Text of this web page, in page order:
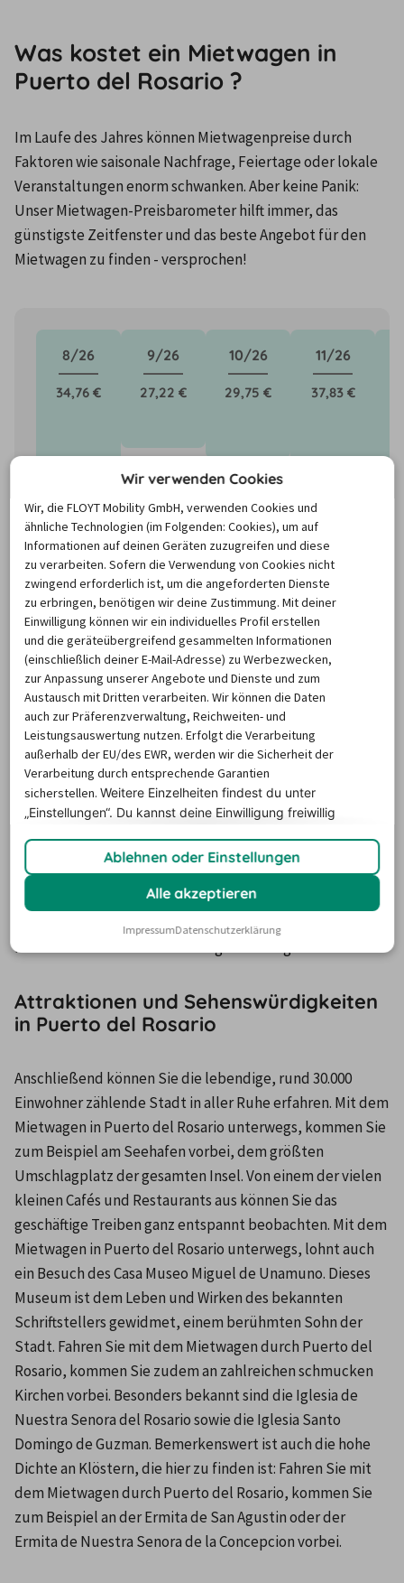
Was kostet ein Mietwagen in
Puerto del Rosario ?
Im Laufe des Jahres können Mietwagenpreise durch
Faktoren wie saisonale Nachfrage, Feiertage oder lokale
Veranstaltungen enorm schwanken. Aber keine Panik:
Unser Mietwagen-Preisbarometer hilft immer, das
günstigste Zeitfenster und das beste Angebot für den
Mietwagen zu finden - versprochen!
8/26
34,76 €
9/26
27,22 €
10/26
29,75 €
11/26
37,83 €
Die Preise basieren auf dem Minimum Median-Suchpreis für die
nächsten 12 Monate und können für neue Suchanfragen variieren.
Mietwagen Puerto del Rosario
Preisvergleich
Puerto del Rosario, die Inselhauptstadt Fuerteventuras,
kann mit allerhand Sehenswürdigkeiten und
Attraktionen aufwarten. Um all diese erleben zu können,
lohnt es sich, einen Mietwagen in Puerto del Rosario zu
mieten - dies ist bereits am Flughafen möglich.
Attraktionen und Sehenswürdigkeiten
in Puerto del Rosario
Anschließend können Sie die lebendige, rund 30.000
Einwohner zählende Stadt in aller Ruhe erfahren. Mit dem
Mietwagen in Puerto del Rosario unterwegs, kommen Sie
zum Beispiel am Seehafen vorbei, dem größten
Umschlagplatz der gesamten Insel. Von einem der vielen
kleinen Cafés und Restaurants aus können Sie das
geschäftige Treiben ganz entspannt beobachten. Mit dem
Mietwagen in Puerto del Rosario unterwegs, lohnt auch
ein Besuch des Casa Museo Miguel de Unamuno. Dieses
Museum ist dem Leben und Wirken des bekannten
Schriftstellers gewidmet, einem berühmten Sohn der
Stadt. Fahren Sie mit dem Mietwagen durch Puerto del
Rosario, kommen Sie zudem an zahlreichen schmucken
Kirchen vorbei. Besonders bekannt sind die Iglesia de
Nuestra Senora del Rosario sowie die Iglesia Santo
Domingo de Guzman. Bemerkenswert ist auch die hohe
Dichte an Klöstern, die hier zu finden ist: Fahren Sie mit
dem Mietwagen durch Puerto del Rosario, kommen Sie
zum Beispiel an der Ermita de San Agustin oder der
Ermita de Nuestra Senora de la Concepcion vorbei.
Wir verwenden Cookies
Wir, die FLOYT Mobility GmbH, verwenden Cookies und
ähnliche Technologien (im Folgenden: Cookies), um auf
Informationen auf deinen Geräten zuzugreifen und diese
zu verarbeiten. Sofern die Verwendung von Cookies nicht
zwingend erforderlich ist, um die angeforderten Dienste
zu erbringen, benötigen wir deine Zustimmung. Mit deiner
Einwilligung können wir ein individuelles Profil erstellen
und die geräteübergreifend gesammelten Informationen
(einschließlich deiner E-Mail-Adresse) zu Werbezwecken,
zur Anpassung unserer Angebote und Dienste und zum
Austausch mit Dritten verarbeiten. Wir können die Daten
auch zur Präferenzverwaltung, Reichweiten- und
Leistungsauswertung nutzen. Erfolgt die Verarbeitung
außerhalb der EU/des EWR, werden wir die Sicherheit der
Verarbeitung durch entsprechende Garantien
sicherstellen.Weitere Einzelheiten findest du unter
„Einstellungen“. Du kannst deine Einwilligung freiwillig
Ablehnen oder Einstellungen
Alle akzeptieren
ImpressumDatenschutzerklärung